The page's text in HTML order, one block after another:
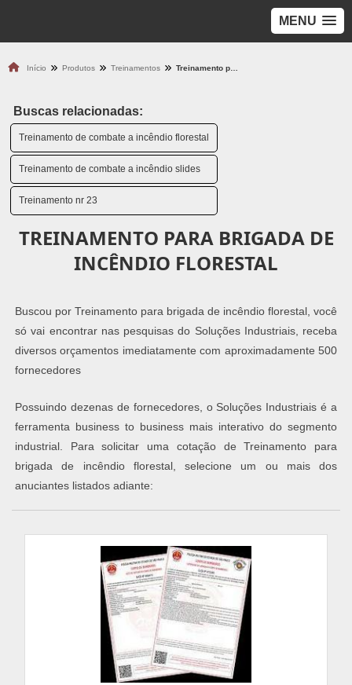
MENU
Início Produtos Treinamentos
Buscas relacionadas:
Treinamento de combate a incêndio florestal
Treinamento de combate a incêndio slides
Treinamento nr 23
TREINAMENTO PARA BRIGADA DE
INCÊNDIO FLORESTAL
Buscou por Treinamento para brigada de incêndio florestal, você
só vai encontrar nas pesquisas do Soluções Industriais, receba
diversos orçamentos imediatamente com aproximadamente 500
fornecedores
Possuindo dezenas de fornecedores, o Soluções Industriais é a
ferramenta business to business mais interativo do segmento
industrial. Para solicitar uma cotação de Treinamento para
brigada de incêndio florestal, selecione um ou mais dos
anuciantes listados adiante: